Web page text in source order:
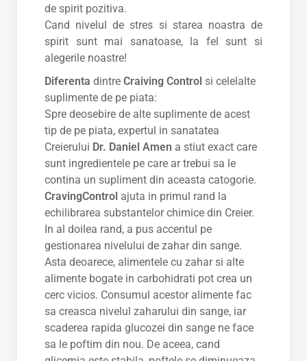
de spirit pozitiva.
Cand nivelul de stres si starea noastra de
spirit sunt mai sanatoase, la fel sunt si
alegerile noastre!
Diferenta dintre Craiving Control si celelalte
suplimente de pe piata:
Spre deosebire de alte suplimente de acest
tip de pe piata, expertul in sanatatea
Creierului Dr. Daniel Amen a stiut exact care
sunt ingredientele pe care ar trebui sa le
contina un supliment din aceasta catogorie.
CravingControl ajuta in primul rand la
echilibrarea substantelor chimice din Creier.
In al doilea rand, a pus accentul pe
gestionarea nivelului de zahar din sange.
Asta deoarece, alimentele cu zahar si alte
alimente bogate in carbohidrati pot crea un
cerc vicios. Consumul acestor alimente fac
sa creasca nivelul zaharului din sange, iar
scaderea rapida glucozei din sange ne face
sa le poftim din nou. De aceea, cand